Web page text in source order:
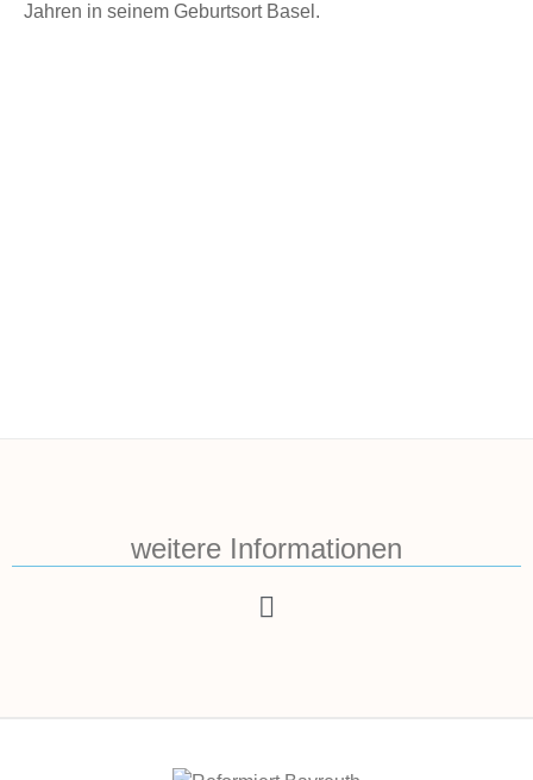
Jahren in seinem Geburtsort Basel.
weitere Informationen